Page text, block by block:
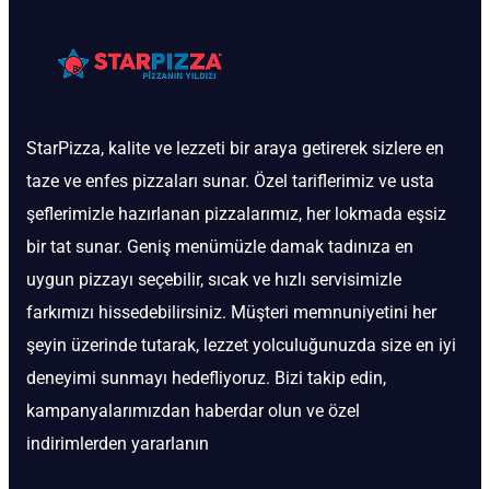
StarPizza, kalite ve lezzeti bir araya getirerek sizlere en
taze ve enfes pizzaları sunar. Özel tariflerimiz ve usta
şeflerimizle hazırlanan pizzalarımız, her lokmada eşsiz
bir tat sunar. Geniş menümüzle damak tadınıza en
uygun pizzayı seçebilir, sıcak ve hızlı servisimizle
farkımızı hissedebilirsiniz. Müşteri memnuniyetini her
şeyin üzerinde tutarak, lezzet yolculuğunuzda size en iyi
deneyimi sunmayı hedefliyoruz. Bizi takip edin,
kampanyalarımızdan haberdar olun ve özel
indirimlerden yararlanın